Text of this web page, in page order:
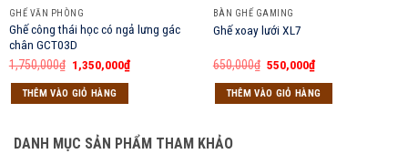
GHẾ VĂN PHÒNG
Ghế công thái học có ngả lưng gác
chân GCT03D
1,750,000₫ Giá
gốc
là:
1,750,000₫.
1,350,000₫Giá
hiện
THÊM VÀO GIỎ HÀNG
BÀN GHẾ GAMING
Ghế xoay lưới XL7
650,000₫ Giá
là:
650,000₫.
550,000₫Giá
hiện
tại
là:
THÊM VÀO GIỎ HÀNG
DANH MỤC SẢN PHẨM THAM KHẢO